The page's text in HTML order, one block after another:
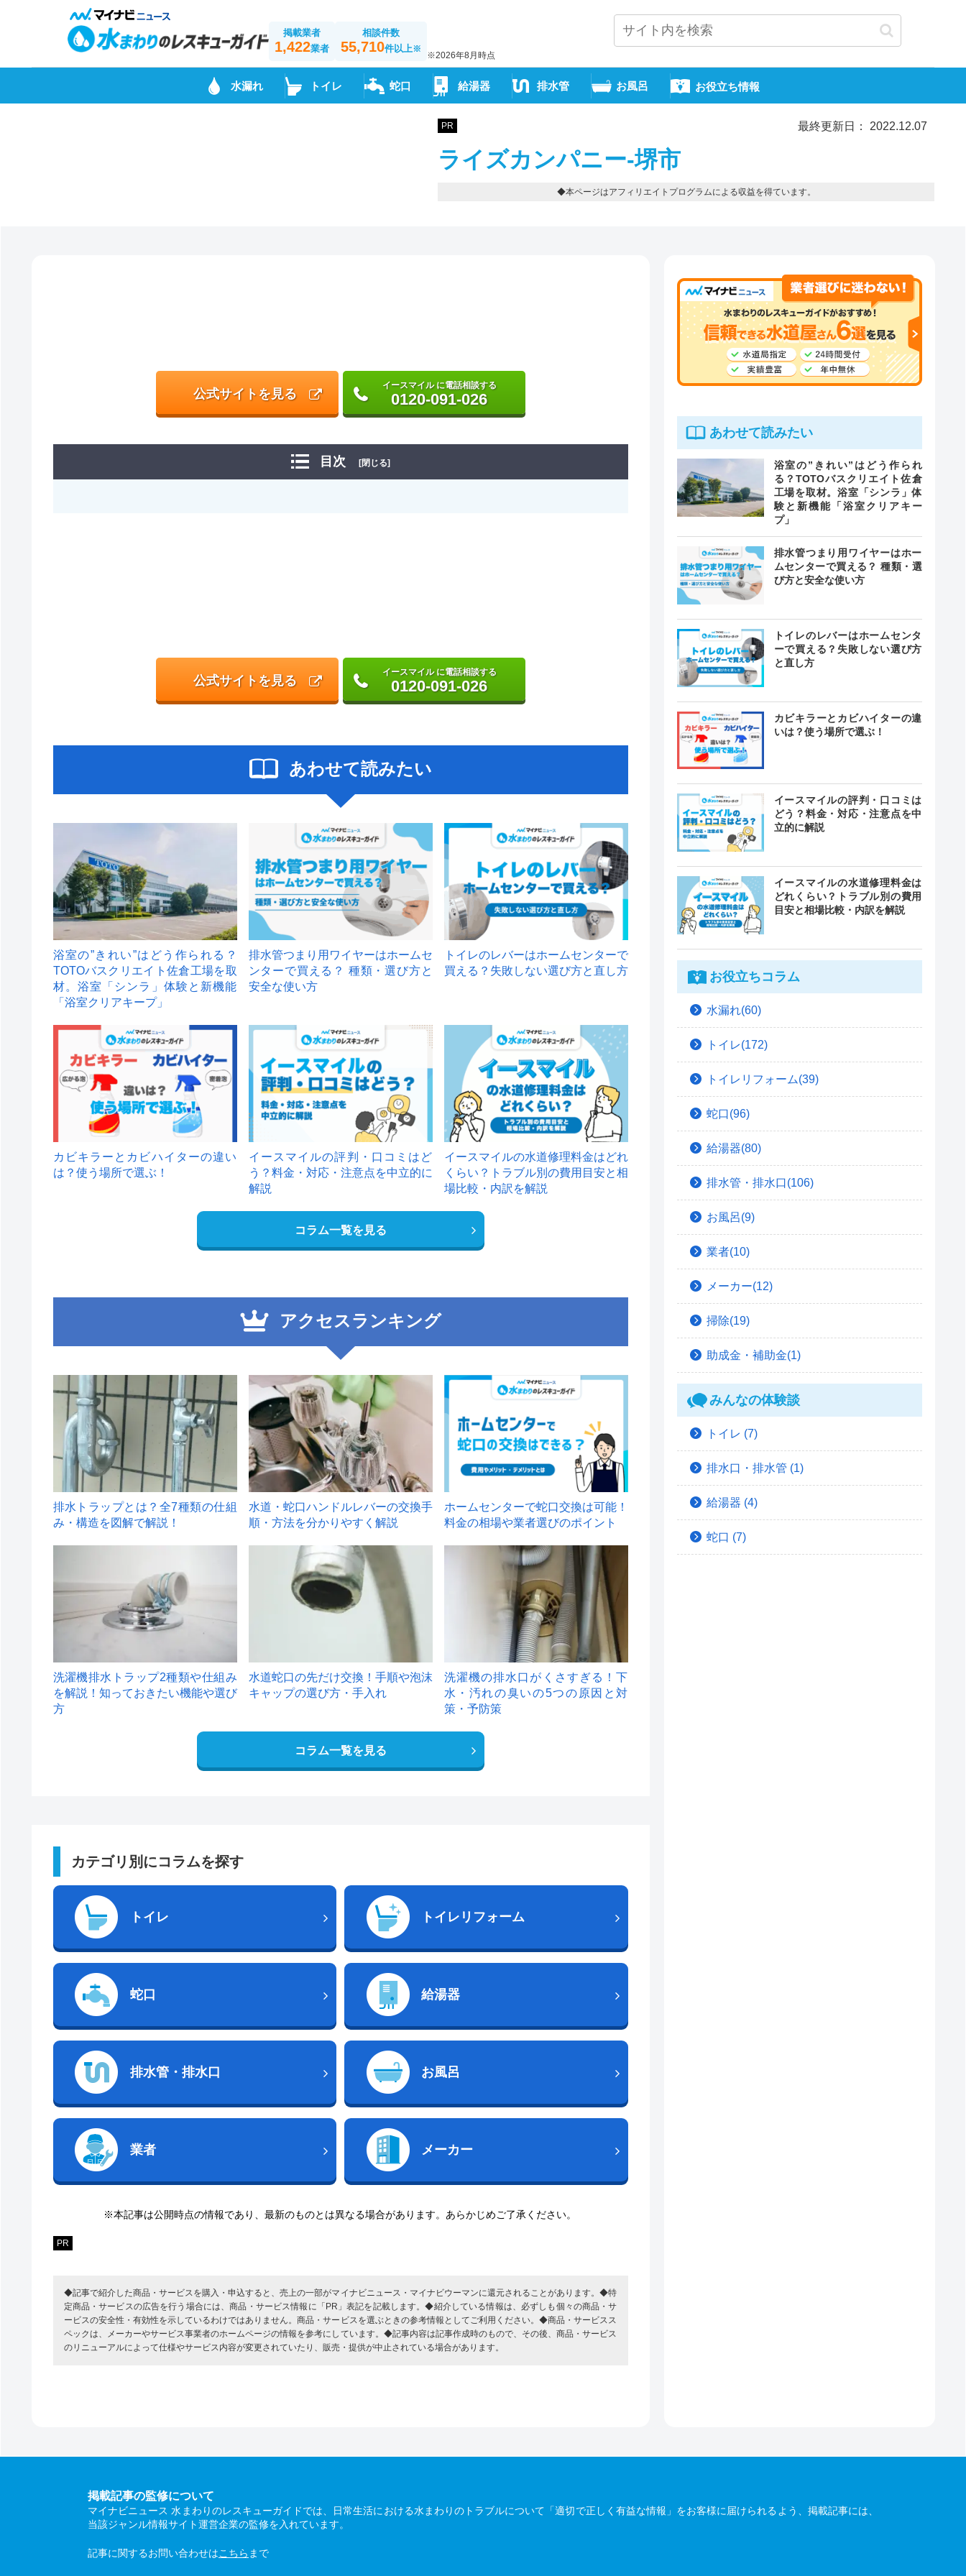
掲載業者
1,422業者
相談件数
55,710件以上※
※2026年8月時点
水漏れ トイレ 蛇口 給湯器 排水管 お風呂 お役立ち情報
PR 最終更新日： 2022.12.07
ライズカンパニー-堺市
◆本ページはアフィリエイトプログラムによる収益を得ています。
公式サイトを見る
イースマイル に電話相談する
0120-091-026
目次 [閉じる]
公式サイトを見る
イースマイル に電話相談する
0120-091-026
あわせて読みたい
浴室の”きれい”はどう作られる？
TOTOバスクリエイト佐倉工場を取
材。浴室「シンラ」体験と新機能
「浴室クリアキープ」
排水管つまり用ワイヤーはホームセ
ンターで買える？ 種類・選び方と
安全な使い方
トイレのレバーはホームセンターで
買える？失敗しない選び方と直し方
カビキラーとカビハイターの違い
は？使う場所で選ぶ！
イースマイルの評判・口コミはど
う？料金・対応・注意点を中立的に
解説
イースマイルの水道修理料金はどれ
くらい？トラブル別の費用目安と相
場比較・内訳を解説
コラム一覧を見る
アクセスランキング
1
排水トラップとは？全7種類の仕組
み・構造を図解で解説！
2
水道・蛇口ハンドルレバーの交換手
順・方法を分かりやすく解説
ホームセンターで蛇口交換は可能！
料金の相場や業者選びのポイント
洗濯機排水トラップ2種類や仕組み
を解説！知っておきたい機能や選び
方
水道蛇口の先だけ交換！手順や泡沫
キャップの選び方・手入れ
洗濯機の排水口がくさすぎる！下
水・汚れの臭いの5つの原因と対
策・予防策
コラム一覧を見る
カテゴリ別にコラムを探す
トイレ トイレリフォーム
蛇口 給湯器
排水管・排水口 お風呂
業者 メーカー
※本記事は公開時点の情報であり、最新のものとは異なる場合があります。あらかじめご了承ください。
PR
◆記事で紹介した商品・サービスを購入・申込すると、売上の一部がマイナビニュース・マイナビウーマンに還元されることがあります。◆特
定商品・サービスの広告を行う場合には、商品・サービス情報に「PR」表記を記載します。◆紹介している情報は、必ずしも個々の商品・サ
ービスの安全性・有効性を示しているわけではありません。商品・サービスを選ぶときの参考情報としてご利用ください。◆商品・サービスス
ペックは、メーカーやサービス事業者のホームページの情報を参考にしています。◆記事内容は記事作成時のもので、その後、商品・サービス
のリニューアルによって仕様やサービス内容が変更されていたり、販売・提供が中止されている場合があります。
あわせて読みたい
浴室の”きれい”はどう作られ
る？TOTOバスクリエイト佐倉
工場を取材。浴室「シンラ」体
験と新機能「浴室クリアキー
プ」
排水管つまり用ワイヤーはホー
ムセンターで買える？ 種類・選
び方と安全な使い方
トイレのレバーはホームセンタ
ーで買える？失敗しない選び方
と直し方
カビキラーとカビハイターの違
いは？使う場所で選ぶ！
イースマイルの評判・口コミは
どう？料金・対応・注意点を中
立的に解説
イースマイルの水道修理料金は
どれくらい？トラブル別の費用
目安と相場比較・内訳を解説
お役立ちコラム
水漏れ(60)
トイレ(172)
トイレリフォーム(39)
蛇口(96)
給湯器(80)
排水管・排水口(106)
お風呂(9)
業者(10)
メーカー(12)
掃除(19)
助成金・補助金(1)
みんなの体験談
トイレ (7)
排水口・排水管 (1)
給湯器 (4)
蛇口 (7)
掲載記事の監修について
マイナビニュース 水まわりのレスキューガイドでは、日常生活における水まわりのトラブルについて「適切で正しく有益な情報」をお客様に届けられるよう、掲載記事には、
当該ジャンル情報サイト運営企業の監修を入れています。
記事に関するお問い合わせはこちら まで